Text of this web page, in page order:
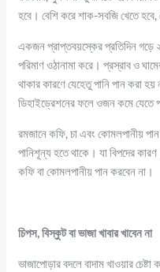
হবে। বেশি করে শাক-সবজি খেতে
একজন প্রাপ্তবয়স্কের প্রতিদিন গড়ে
পরিমাণ ওঠানামা করে। প্রস্রাব ও
থাকার কারণে যেহেতু পানি পান করা
ডিহাইড্রেশনের ফলে ওজন কমে যেতে
রমজানে কফি, চা এবং কোমলপানীয়
পানিশূন্য হতে থাকে। যা বিপদের
কফি বা কোমলপানীয় পান করবেন না।
চিপস, বিস্কুট বা ভাজা খাবার খাবেন না
ভাজাপোড়ার বদলে বাদাম খাওয়ার